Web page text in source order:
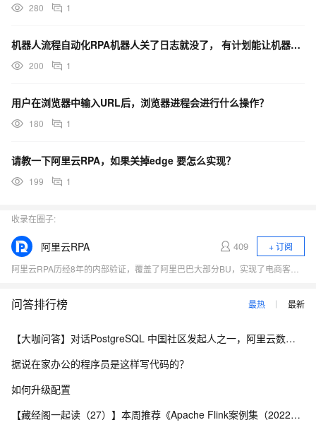
280 1
机器人流程自动化RPA机器人关了日志就没了， 有计划能让机器人记录历史日志么？
200 1
用户在浏览器中输入URL后，浏览器进程会进行什么操作？
180 1
请教一下阿里云RPA，如果关掉edge 要怎么实现？
199 1
收录在圈子:
阿里云RPA 409
+ 订阅
问答排行榜 最热 最新
【大咖问答】对话PostgreSQL 中国社区发起人之一，阿里云数据库高级专家 德哥
据说在家办公的程序员是这样写代码的？
如何升级配置
【藏经阁一起读（27）】本周推荐《Apache Flink案例集（2022版）》，你有哪些心得？